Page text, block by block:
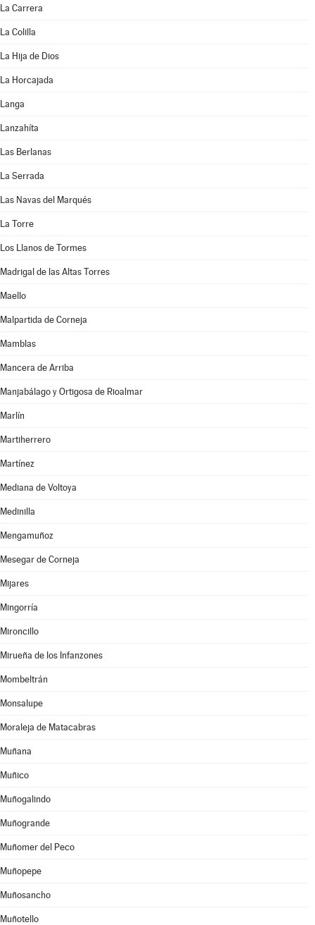
La Carrera
La Colilla
La Hija de Dios
La Horcajada
Langa
Lanzahíta
Las Berlanas
La Serrada
Las Navas del Marqués
La Torre
Los Llanos de Tormes
Madrigal de las Altas Torres
Maello
Malpartida de Corneja
Mamblas
Mancera de Arriba
Manjabálago y Ortigosa de Rioalmar
Marlín
Martiherrero
Martínez
Mediana de Voltoya
Medinilla
Mengamuñoz
Mesegar de Corneja
Mijares
Mingorría
Mironcillo
Mirueña de los Infanzones
Mombeltrán
Monsalupe
Moraleja de Matacabras
Muñana
Muñico
Muñogalindo
Muñogrande
Muñomer del Peco
Muñopepe
Muñosancho
Muñotello